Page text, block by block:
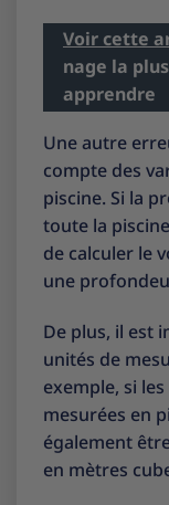
Voir cette
nage la
apprendre
Une autre
compte des
piscine. Si la
toute la
de calculer le
une
De plus, il est
unités de
exemple, si
mesurées en
également
en mètres